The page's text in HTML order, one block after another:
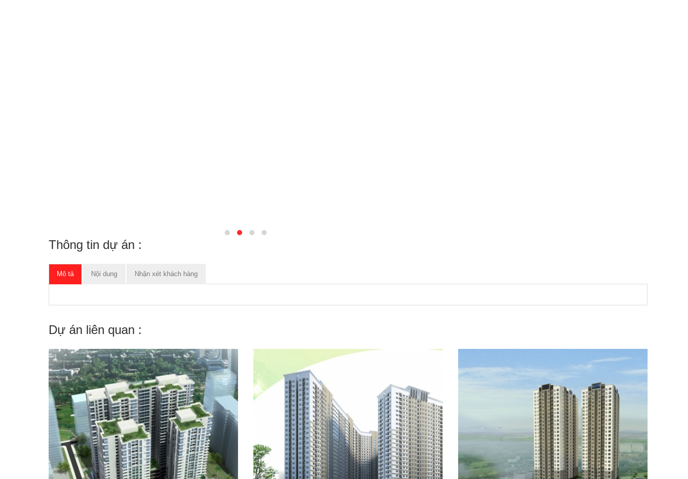
Thông tin dự án :
Mô tả Nội dung Nhận xét khách hàng
Dự án liên quan :